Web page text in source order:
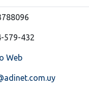
579-432
Web